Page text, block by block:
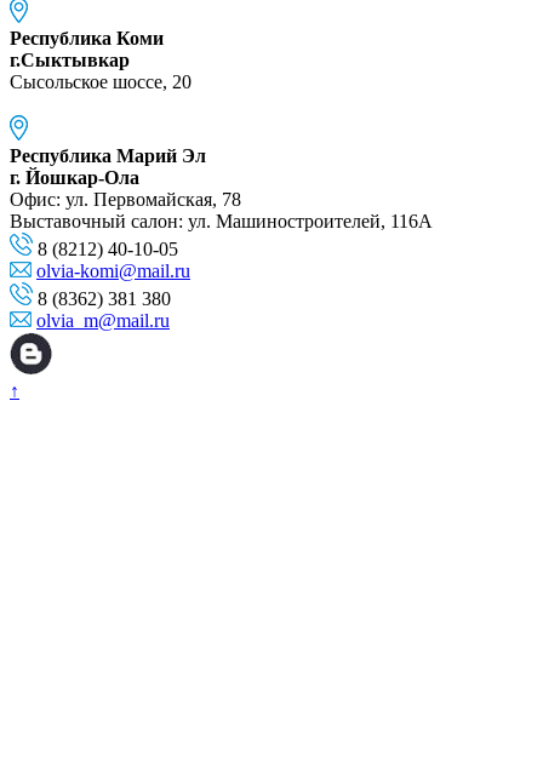
Республика Коми
г.Сыктывкар
Сысольское шоссе, 20
Республика Марий Эл
г. Йошкар-Ола
Офис: ул. Первомайская, 78
Выставочный салон: ул. Машиностроителей, 116A
8 (8212) 40-10-05
olvia-komi@mail.ru
8 (8362) 381 380
olvia_m@mail.ru
↑